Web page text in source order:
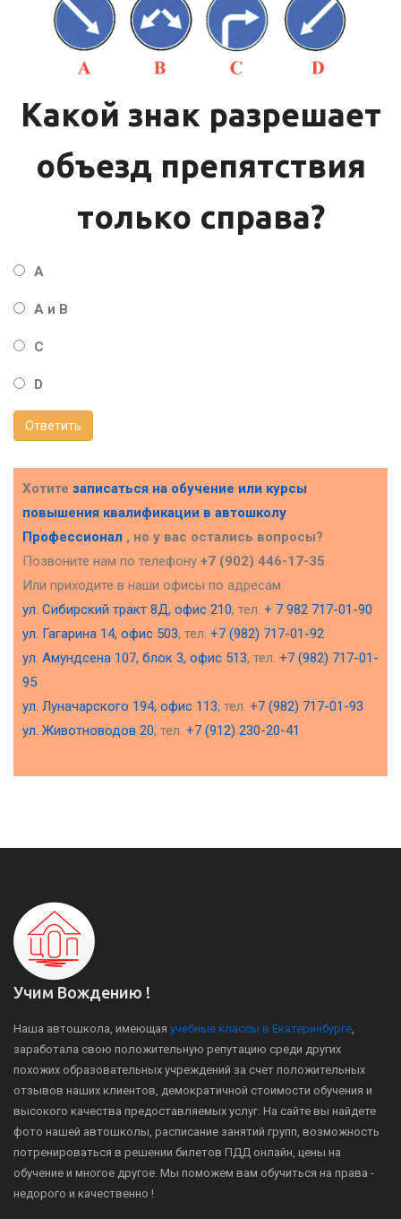
Какой знак разрешает
объезд препятствия
только справа?
А
А и В
С
D
Ответить
Хотите записаться на обучение или курсы
повышения квалификации в автошколу
Профессионал , но у вас остались вопросы?
Позвоните нам по телефону +7 (902) 446-17-35
Или приходите в наши офисы по адресам
ул. Сибирский тракт 8Д, офис 210, тел. + 7 982 717-01-90
ул. Гагарина 14, офис 503, тел. +7 (982) 717-01-92
ул. Амундсена 107, блок 3, офис 513, тел. +7 (982) 717-01-
95
ул. Луначарского 194, офис 113, тел. +7 (982) 717-01-93
ул. Животноводов 20, тел. +7 (912) 230-20-41
Учим Вождению !
Наша автошкола, имеющая учебные классы в Екатеринбурге
заработала свою положительную репутацию среди других
похожих образовательных учреждений за счет положительных
отзывов наших клиентов, демократичной стоимости обучения и
высокого качества предоставляемых услуг. На сайте вы найдете
фото нашей автошколы, расписание занятий групп, возможность
потренироваться в решении билетов ПДД онлайн, цены на
обучение и многое другое. Мы поможем вам обучиться на права -
недорого и качественно !